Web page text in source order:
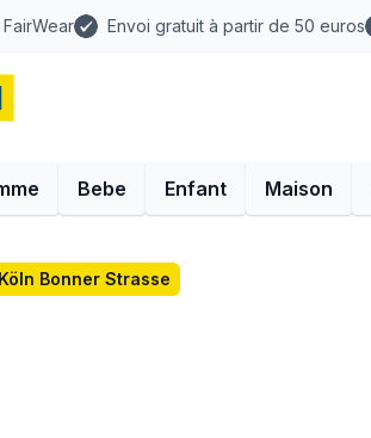
Envoi gratuit à partir de 50 euros
Bebe Enfant Maison
Köln Bonner Strasse